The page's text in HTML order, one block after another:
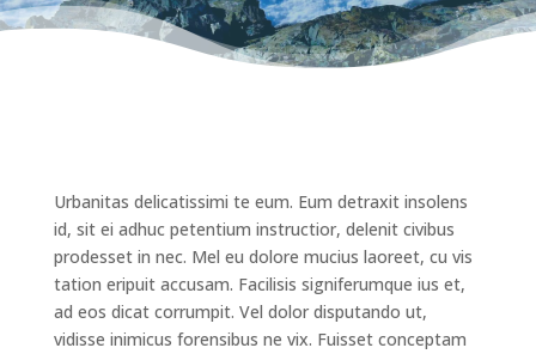
Urbanitas delicatissimi te eum. Eum detraxit insolens
id, sit ei adhuc petentium instructior, delenit civibus
prodesset in nec. Mel eu dolore mucius laoreet, cu vis
tation eripuit accusam. Facilisis signiferumque ius et,
ad eos dicat corrumpit. Vel dolor disputando ut,
vidisse inimicus forensibus ne vix. Fuisset conceptam